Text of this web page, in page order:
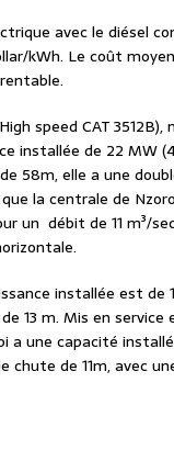
avec le diésel
kWh. Le coût
speed CAT
installée de 22 MW
58m, elle a une
la centrale de
un débit de 11 m³/
installée est
13 m. Mis en service
a une capacité
chute de 11m, avec